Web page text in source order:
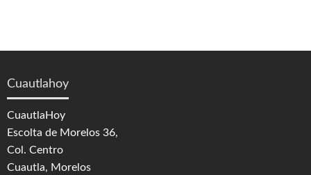
Cuautlahoy
CuautlaHoy
Escolta de Morelos 36,
Col. Centro
Cuautla, Morelos